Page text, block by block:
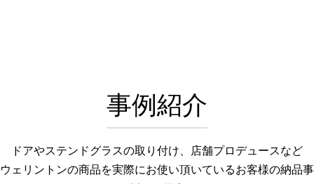
事例紹介
ドアやステンドグラスの取り付け、店舗プロデュースなど
ウェリントンの商品を実際にお使い頂いているお客様の納品事